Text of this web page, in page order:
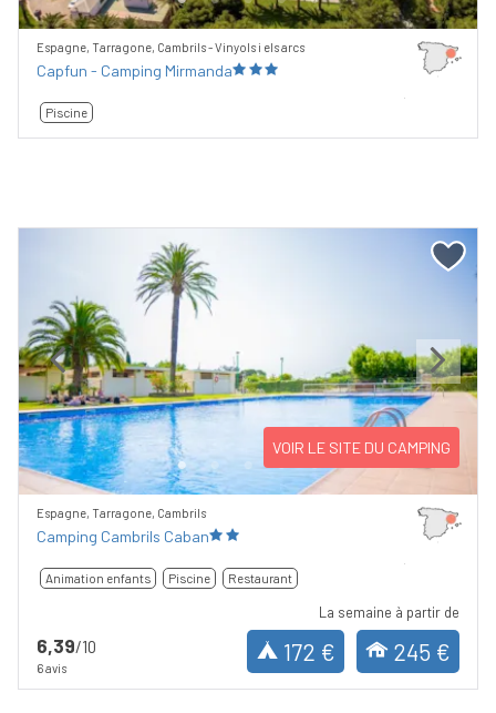
Espagne, Tarragone, Cambrils - Vinyols i els arcs
Capfun - Camping Mirmanda
Piscine
Previous Next
VOIR LE SITE DU CAMPING
Espagne, Tarragone, Cambrils
Camping Cambrils Caban
Animation enfants Piscine Restaurant
6,39/10
6 avis
La semaine à partir de
172 € 245 €